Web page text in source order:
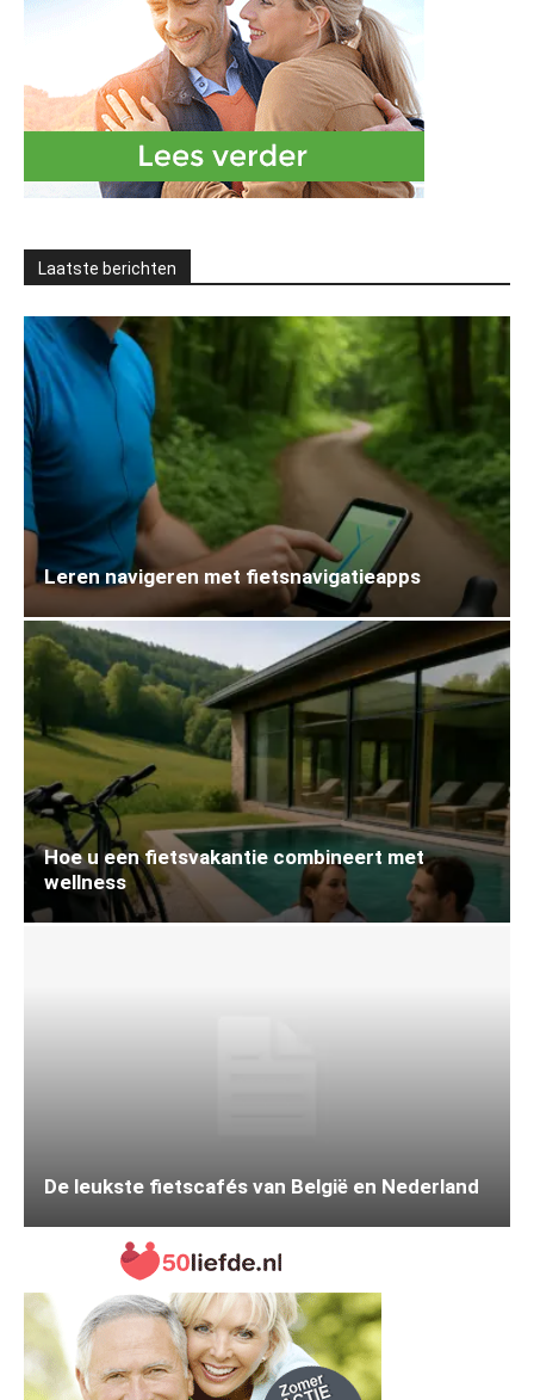
Laatste berichten
Leren navigeren met fietsnavigatieapps
Hoe u een fietsvakantie combineert met
wellness
De leukste fietscafés van België en Nederland